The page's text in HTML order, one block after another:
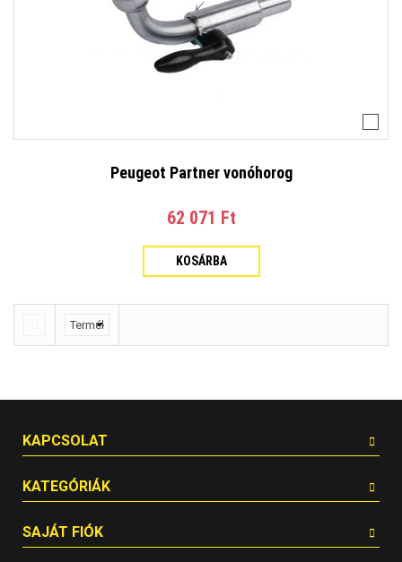
Peugeot Partner vonóhorog
62 071 Ft‎
KOSÁRBA
KAPCSOLAT
KATEGÓRIÁK
SAJÁT FIÓK